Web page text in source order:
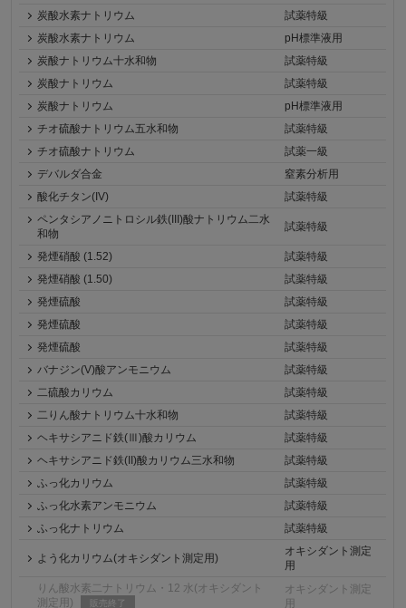
炭酸水素ナトリウム
試薬特級
炭酸水素ナトリウム
pH標準液用
炭酸ナトリウム十水和物
試薬特級
炭酸ナトリウム
試薬特級
炭酸ナトリウム
pH標準液用
チオ硫酸ナトリウム五水和物
試薬特級
チオ硫酸ナトリウム
試薬一級
デバルダ合金
窒素分析用
酸化チタン(IV)
試薬特級
ペンタシアノニトロシル鉄(III)酸ナトリウム二水
和物
試薬特級
発煙硝酸 (1.52)
試薬特級
発煙硝酸 (1.50)
試薬特級
発煙硫酸
試薬特級
発煙硫酸
試薬特級
発煙硫酸
試薬特級
バナジン(V)酸アンモニウム
試薬特級
二硫酸カリウム
試薬特級
二りん酸ナトリウム十水和物
試薬特級
ヘキサシアニド鉄(Ⅲ)酸カリウム
試薬特級
ヘキサシアニド鉄(II)酸カリウム三水和物
試薬特級
ふっ化カリウム
試薬特級
ふっ化水素アンモニウム
試薬特級
ふっ化ナトリウム
試薬特級
よう化カリウム(オキシダント測定用)
オキシダント測定
用
りん酸水素二ナトリウム・12 水(オキシダント
測定用)
販売終了
オキシダント測定
用